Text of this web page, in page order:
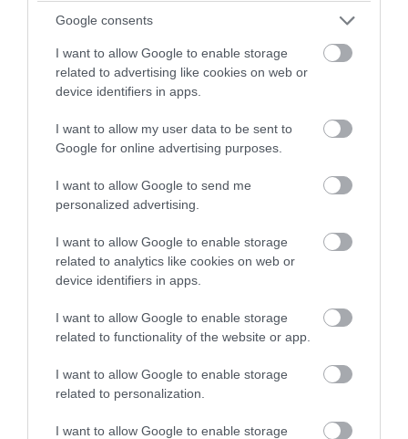
Google consents
I want to allow Google to enable storage
related to advertising like cookies on web or
device identifiers in apps.
I want to allow my user data to be sent to
Google for online advertising purposes.
I want to allow Google to send me
personalized advertising.
I want to allow Google to enable storage
related to analytics like cookies on web or
device identifiers in apps.
I want to allow Google to enable storage
related to functionality of the website or app.
I want to allow Google to enable storage
related to personalization.
I want to allow Google to enable storage
PRONEWS.GR /ΑΣΤΡΑ & ΖΩΔΙΑ
Θα έχουν νέες ευκαιρίες και
επαγγελματικές εξελίξεις: Τα 3 ζώδια
που ευνοούνται οικονομικά αυτή την
εβδομάδα